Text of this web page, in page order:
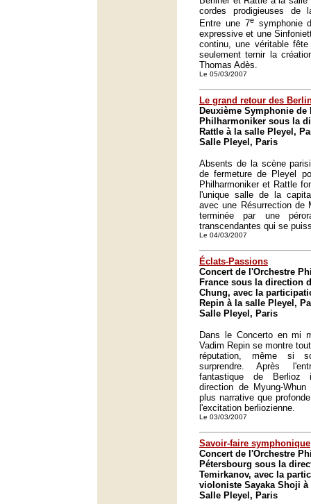
cordes prodigieuses de
Entre une 7esymphonie
expressive et une
continu, une véritable
seulement ternir la
Thomas Adès.
Le 05/03/2007
Le grand retour des
Deuxième Symphonie
Philharmoniker sous la
Rattle à la salle Pleyel,
Salle Pleyel, Paris
Absents de la scène
de fermeture de Pleyel
Philharmoniker et Rattle
l'unique salle de la
avec une Résurrection de
terminée par une
transcendantes qui se
Le 04/03/2007
Éclats-Passions
Concert de l'Orchestre
France sous la direction
Chung, avec la
Repin à la salle Pleyel,
Salle Pleyel, Paris
Dans le Concerto en mi
Vadim Repin se montre
réputation, même si
surprendre. Après
fantastique de Berlioz
direction de Myung-
plus narrative que
l'excitation berliozienne.
Le 03/03/2007
Savoir-faire symphonique
Concert de l'Orchestre
Pétersbourg sous la
Temirkanov, avec la
violoniste Sayaka Shoji
Salle Pleyel, Paris